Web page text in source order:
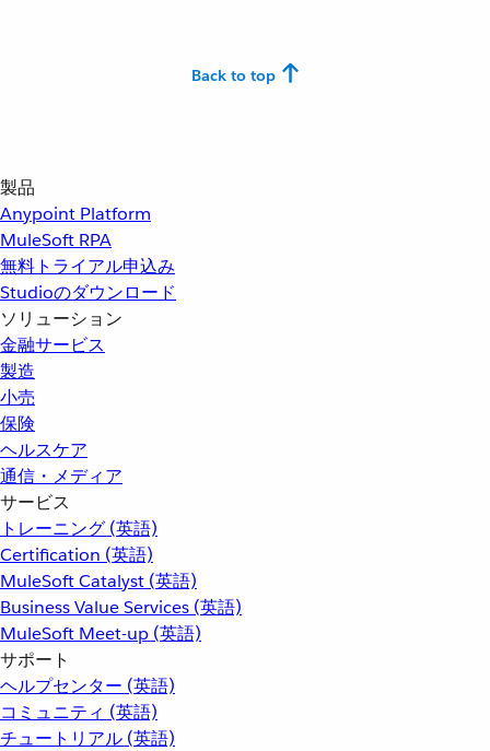
Back to top
製品
Anypoint Platform
MuleSoft RPA
無料トライアル申込み
Studioのダウンロード
ソリューション
金融サービス
製造
小売
保険
ヘルスケア
通信・メディア
サービス
トレーニング (英語)
Certification (英語)
MuleSoft Catalyst (英語)
Business Value Services (英語)
MuleSoft Meet-up (英語)
サポート
ヘルプセンター (英語)
コミュニティ (英語)
チュートリアル (英語)